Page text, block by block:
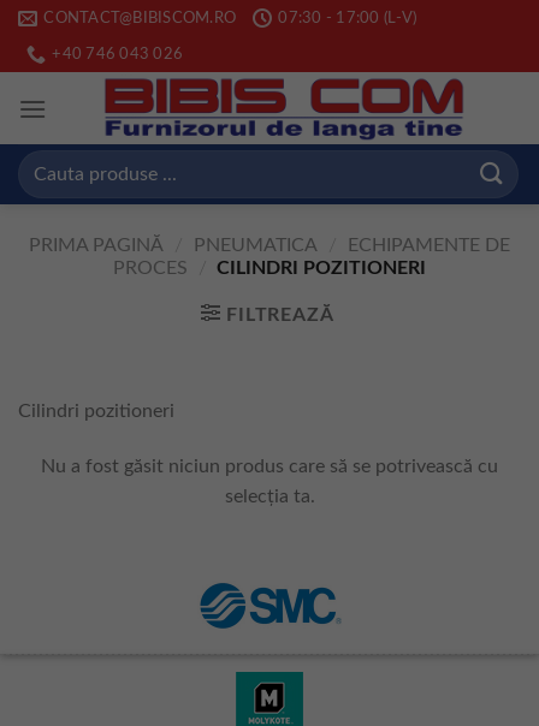
Skip
content
CONTACT@BIBISCOM.RO 07:30 - 17:00 (L-V)
+40 746 043 026
Caută
PRIMA PAGINĂ PNEUMATICA
ECHIPAMENTE DE
PROCES
CILINDRI POZITIONERI
FILTREAZĂ
Cilindri pozitioneri
Nu a fost găsit niciun produs care să se potrivească cu
selecția ta.